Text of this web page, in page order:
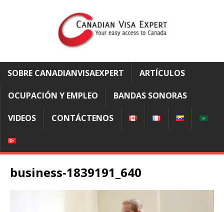
SOBRE CANADIANVISAEXPERT ARTÍCULOS
OCUPACIÓN Y EMPLEO BANDAS SONORAS
VIDEOS CONTÁCTENOS
business-1839191_640